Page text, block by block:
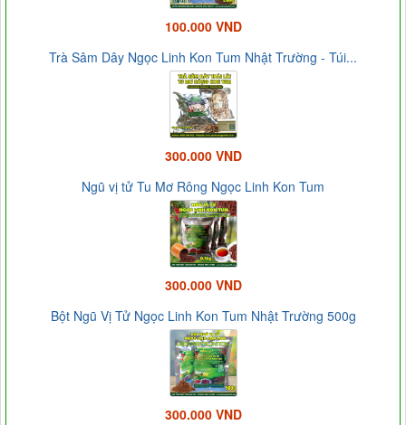
100.000 VND
Trà Sâm Dây Ngọc Linh Kon Tum Nhật Trường - Túi...
300.000 VND
Ngũ vị tử Tu Mơ Rông Ngọc Linh Kon Tum
300.000 VND
Bột Ngũ Vị Tử Ngọc Linh Kon Tum Nhật Trường 500g
300.000 VND